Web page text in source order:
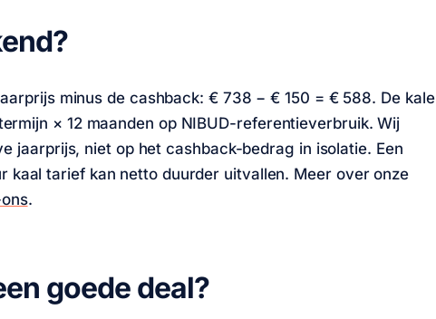
minus de cashback: € 738 −€ 150 = € 588. De kale
× 12 maanden op NIBUD-referentieverbruik. Wij
jaarprijs, niet op het cashback-bedrag in isolatie. Een
kaal tarief kan netto duurder uitvallen. Meer over onze
.
goede deal?